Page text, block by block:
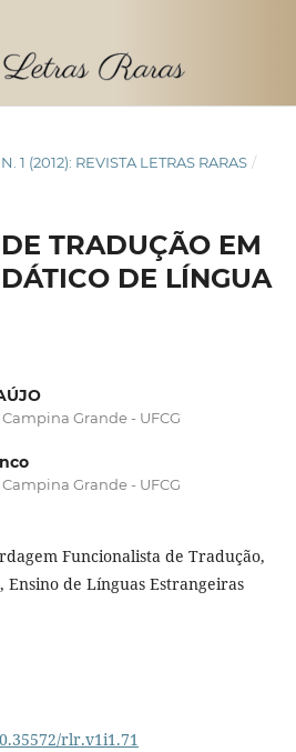
N. 1 (2012): REVISTA LETRAS RARAS /
TRADUÇÃO EM
DE LÍNGUA
Grande - UFCG
Grande - UFCG
Funcionalista de Tradução,
Ensino de Línguas Estrangeiras
rlr.v1i1.71